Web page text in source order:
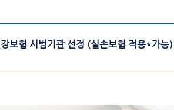
보험 시범기관 선정 (실손보험 적용*가능)